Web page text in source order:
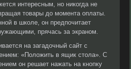
интересным, но никогда не
товары до момента оплаты.
в школе, он предпочитает
прячась за экраном.
на загадочный сайт с
«Положить в ящик стола». С
он решает нажать на кнопку